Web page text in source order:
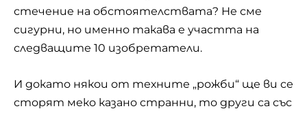
стечение на обстоятелствата? Не сме
сигурни, но именно такава е участта на
следващите 10 изобретатели.
И докато някои от техните „рожби“ ще ви се
сторят меко казано странни, то други са със